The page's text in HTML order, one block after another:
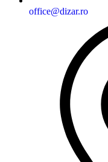
office@dizar.ro